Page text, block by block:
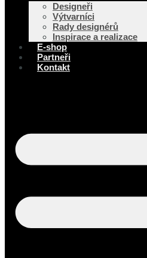
Designeři
Výtvarníci
Rady designérů
Inspirace a realizace
E-shop
Partneři
Kontakt